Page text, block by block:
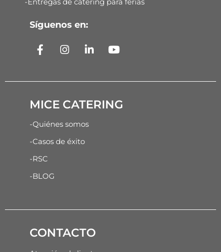
Síguenos en:
MICE CATERING
-Quiénes somos
-Casos de éxito
-RSC
-BLOG
CONTACTO